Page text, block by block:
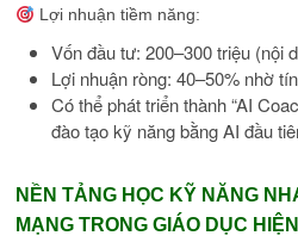
Lợi nhuận tiềm năng:
Vốn đầu tư: 200–300 triệu (nội
Lợi nhuận ròng: 40–50% nhờ
Có thể phát triển thành “AI
đào tạo kỹ năng bằng AI đầu
NỀN TẢNG HỌC KỸ NĂNG
MẠNG TRONG GIÁO DỤC